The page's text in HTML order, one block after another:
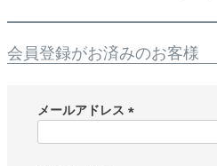
会員登録がお済みのお客様
メールアドレス